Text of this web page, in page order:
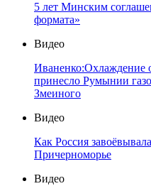
5 лет Минским
формата»
Видео
Иваненко:Охлаждение
принесло Румынии
Змеиного
Видео
Как Россия
Причерноморье
Видео